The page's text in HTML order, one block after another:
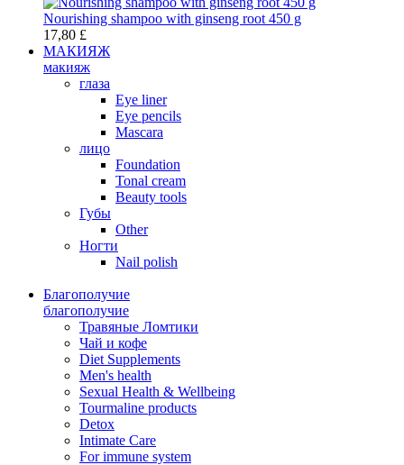
Nourishing shampoo with ginseng root 450 g
17,80 £
МАКИЯЖ
макияж
глаза
Eye liner
Eye pencils
Mascara
лицо
Foundation
Tonal cream
Beauty tools
Губы
Other
Ногти
Nail polish
Благополучие
благополучие
Травяные Ломтики
Чай и кофе
Diet Supplements
Men's health
Sexual Health & Wellbeing
Tourmaline products
Detox
Intimate Care
For immune system